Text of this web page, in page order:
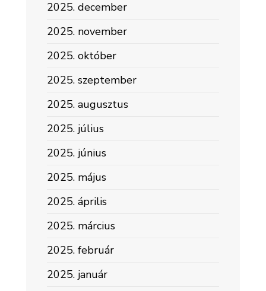
2025. december
2025. november
2025. október
2025. szeptember
2025. augusztus
2025. július
2025. június
2025. május
2025. április
2025. március
2025. február
2025. január